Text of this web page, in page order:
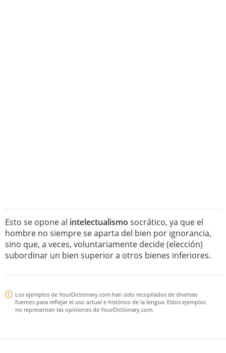
Esto se opone al intelectualismo socrático, ya que el
hombre no siempre se aparta del bien por ignorancia,
sino que, a veces, voluntariamente decide (elección)
subordinar un bien superior a otros bienes inferiores.
Los ejemplos de YourDictionary.com han sido recopilados de diversas
fuentes para reflejar el uso actual e histórico de la lengua. Estos ejemplos
no representan las opiniones de YourDictionary.com.